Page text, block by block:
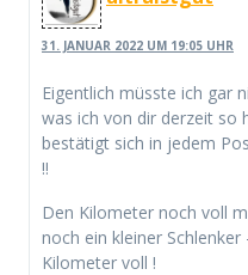
31. JANUAR 2022 UM 19:05 UHR
Eigentlich müsste ich gar
was ich von dir derzeit so
bestätigt sich in jedem
!!
Den Kilometer noch voll
noch ein kleiner
Kilometer voll !